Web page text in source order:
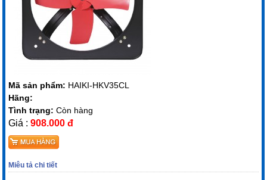
Mã sản phẩm: HAIKI-HKV35CL
Hãng:
Tình trạng:Còn hàng
Giá :908.000 đ
Miêu tả chi tiết